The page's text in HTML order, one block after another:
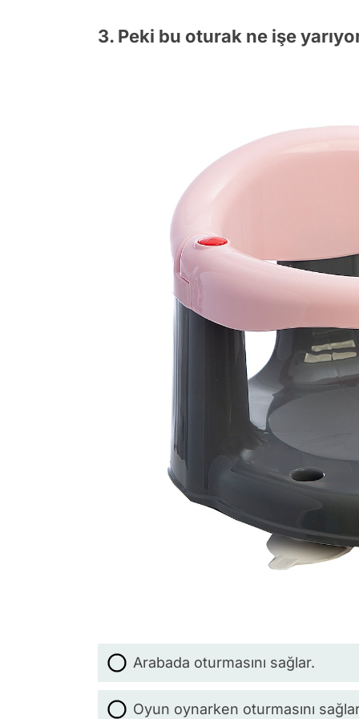
3. Peki bu oturak ne işe
Arabada oturmasını sağlar.
Oyun oynarken oturmasını